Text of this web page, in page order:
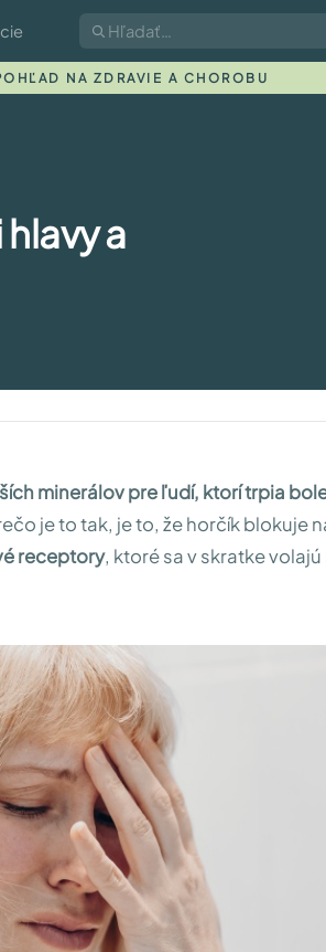
NA ZDRAVIE A CHOROBU
a
minerálov pre ľudí, ktorí trpia
je to tak, je to, že horčík blokuje
receptory, ktoré sa v skratke volajú